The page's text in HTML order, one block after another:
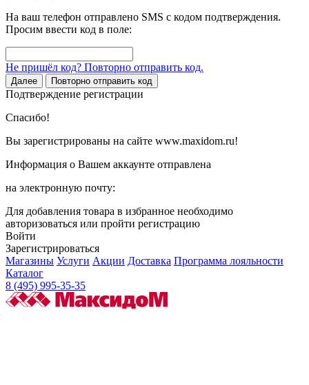
На ваш телефон отправлено SMS с кодом подтверждения.
Просим ввести код в поле:
Не пришёл код? Повторно отправить код.
Далее Повторно отправить код
Подтверждение регистрации
Спасибо!
Вы зарегистрированы на сайте www.maxidom.ru!
Информация о Вашем аккаунте отправлена
на электронную почту:
Для добавления товара в избранное необходимо
авторизоваться или пройти регистрацию
Войти
Зарегистрироваться
Магазины Услуги Акции Доставка Программа лояльности
Каталог
8 (495) 995-35-35